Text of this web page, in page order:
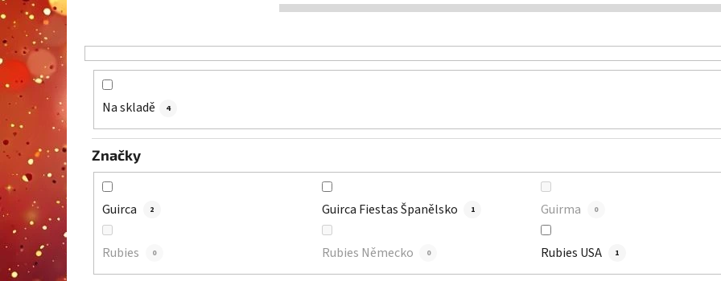
Na skladě 4
Značky
Guirca 2 Guirca Fiestas Španělsko 1 Guirma 0
Rubies 0 Rubies Německo 0 Rubies USA 1